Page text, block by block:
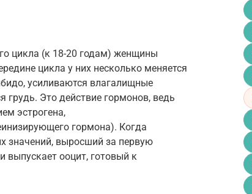
цикла (к 18-20 годам) женщины
цикла у них несколько меняется
усиливаются влагалищные
грудь. Это действие гормонов, ведь
эстрогена,
гормона). Когда
значений, выросший за первую
выпускает ооцит, готовый к